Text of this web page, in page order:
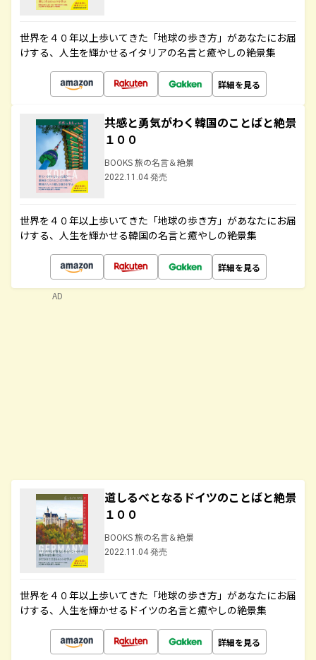
世界を４０年以上歩いてきた「地球の歩き方」があなたにお届
けする、人生を輝かせるイタリアの名言と癒やしの絶景集
詳細を見る
共感と勇気がわく韓国のことばと絶景
１００
BOOKS 旅の名言＆絶景
2022.11.04 発売
世界を４０年以上歩いてきた「地球の歩き方」があなたにお届
けする、人生を輝かせる韓国の名言と癒やしの絶景集
詳細を見る
道しるべとなるドイツのことばと絶景
１００
BOOKS 旅の名言＆絶景
2022.11.04 発売
世界を４０年以上歩いてきた「地球の歩き方」があなたにお届
けする、人生を輝かせるドイツの名言と癒やしの絶景集
詳細を見る
AD